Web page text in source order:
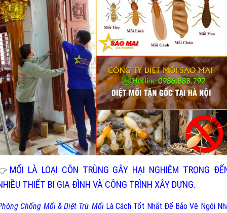
MỐI LÀ LOẠI CÔN TRÙNG GÂY HẠI NGHIÊM TRỌNG
THIẾT BỊ GIA ĐÌNH VÀ CÔNG TRÌNH XÂY DỰNG.
Chống Mối & Diệt Trừ MốiLà Cách Tốt Nhất Để Bảo Vệ Ngôi